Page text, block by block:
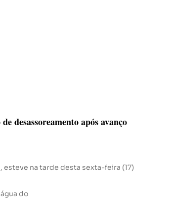
desassoreamento após avanço
esteve na tarde desta sexta-feira (17)
do